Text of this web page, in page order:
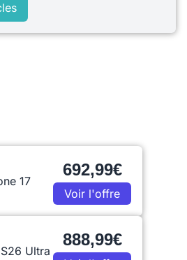
17
692,99€
Voir l'offre
Ultra
888,99€